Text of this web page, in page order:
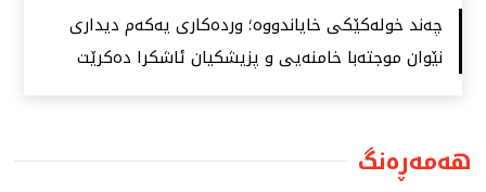
چەند خولەكێكی خایاندووە؛ وردەكاری یەكەم دیداری
نێوان موجتەبا خامنەیی و پزیشكیان ئاشكرا دەكرێت
هەمەڕەنگ